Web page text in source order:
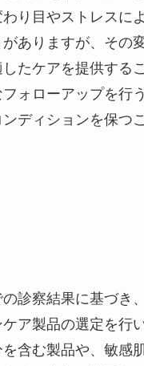
り目やストレスに
ありますが、その
たケアを提供する
ォローアップを行
ディションを保つ
診察結果に基づき
ア製品の選定を行
含む製品や、敏感